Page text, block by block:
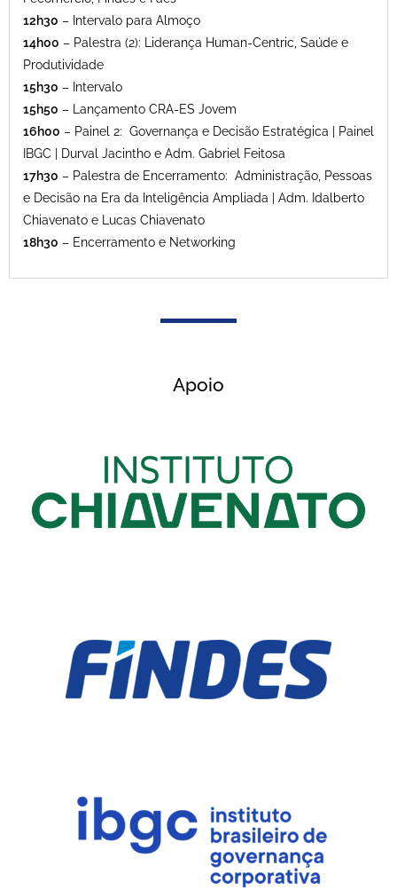
12h30 – Intervalo para Almoço
14h00 – Palestra (2): Liderança Human-Centric, Saúde e
Produtividade
15h30 – Intervalo
15h50 – Lançamento CRA-ES Jovem
16h00 – Painel 2: Governança e Decisão Estratégica | Painel
IBGC | Durval Jacintho e Adm. Gabriel Feitosa
17h30 – Palestra de Encerramento: Administração, Pessoas
e Decisão na Era da Inteligência Ampliada | Adm. Idalberto
Chiavenato e Lucas Chiavenato
18h30 – Encerramento e Networking
Apoio